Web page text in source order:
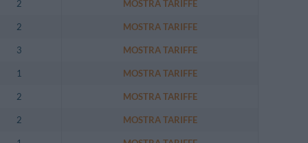
2 MOSTRA TARIFFE
2 MOSTRA TARIFFE
3 MOSTRA TARIFFE
1 MOSTRA TARIFFE
2 MOSTRA TARIFFE
2 MOSTRA TARIFFE